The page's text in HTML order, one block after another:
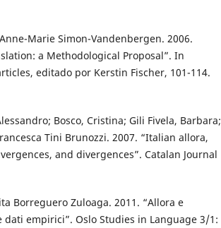
Marie Simon-Vandenbergen. 2006.
a Methodological Proposal”. In
editado por Kerstin Fischer, 101-114.
Bosco, Cristina; Gili Fivela, Barbara;
Tini Brunozzi. 2007. “Italian allora,
and divergences”. Catalan Journal
Borreguero Zuloaga. 2011. “Allora e
empirici”. Oslo Studies in Language 3/1: